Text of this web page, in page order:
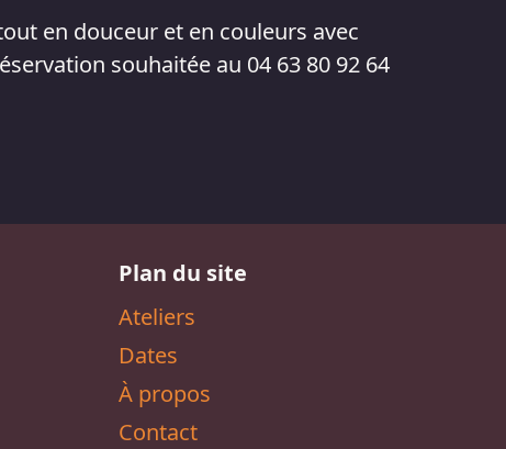
en douceur et en couleurs avec
souhaitée au 04 63 80 92 64
Plan du site
Ateliers
Dates
À propos
Contact